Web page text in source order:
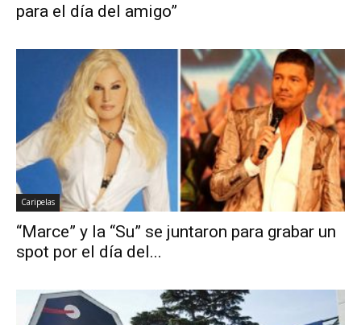
para el día del amigo”
Caripelas
“Marce” y la “Su” se juntaron para grabar un
spot por el día del...